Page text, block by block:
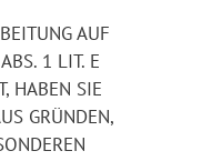
AUF
1 LIT. E
HABEN SIE
GRÜNDEN,